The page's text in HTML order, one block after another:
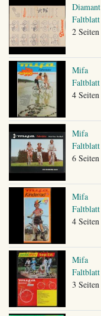
Diamant
Faltblatt
2 Seiten
Mifa
Faltblatt
4 Seiten
Mifa
Faltblatt
6 Seiten
Mifa
Faltblatt
4 Seiten
Mifa
Faltblatt
3 Seiten